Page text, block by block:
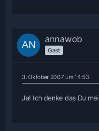
annawob
Gast
3. Oktober 2007 um 14:53
Ja! Ich denke das Du